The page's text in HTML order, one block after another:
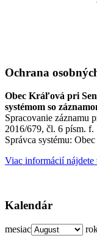
Ochrana
Obec Kráľová pri
systémom so
Spracovanie záznamu
2016/679, čl. 6 písm. f.
Správca systému:
Viac informácií nájdete
Kalendár
mesiac